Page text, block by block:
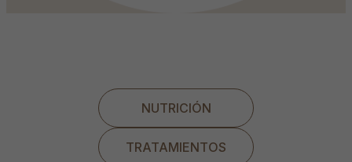
NUTRICIÓN
TRATAMIENTOS